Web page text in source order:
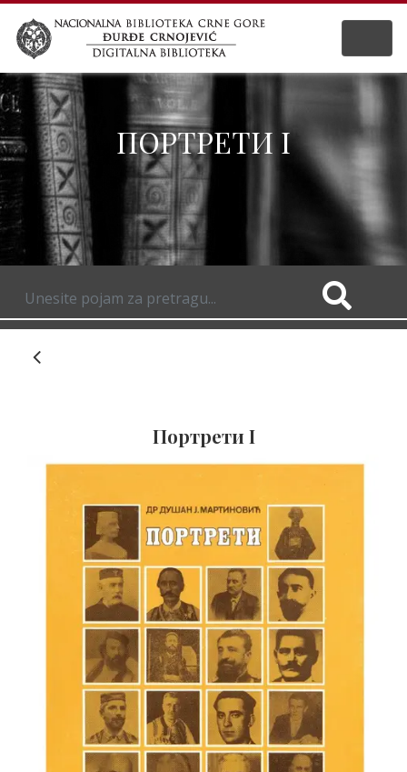
ПОРТРЕТИ I
Портрети I